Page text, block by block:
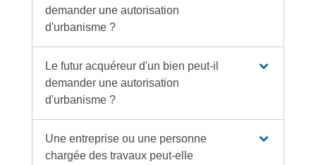
demander une autorisation
d'urbanisme ?
Le futur acquéreur d'un bien peut-il
demander une autorisation
d'urbanisme ?
Une entreprise ou une personne
chargée des travaux peut-elle